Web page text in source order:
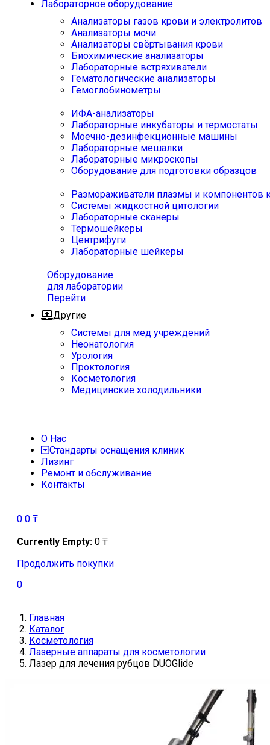
Лабораторное оборудование
Анализаторы газов крови и электролитов
Анализаторы мочи
Анализаторы свёртывания крови
Биохимические анализаторы
Лабораторные встряхиватели
Гематологические анализаторы
Гемоглобинометры
ИФА-анализаторы
Лабораторные инкубаторы и термостаты
Моечно-дезинфекционные машины
Лабораторные мешалки
Лабораторные микроскопы
Оборудование для подготовки образцов
Размораживатели плазмы и компонентов
Системы жидкостной цитологии
Лабораторные сканеры
Термошейкеры
Центрифуги
Лабораторные шейкеры
Оборудование
для лаборатории
Перейти
Другие
Системы для мед учреждений
Неонатология
Урология
Проктология
Косметология
Медицинские холодильники
О Нас
Стандарты оснащения клиник
Лизинг
Ремонт и обслуживание
Контакты
0 0 ₸
Currently Empty: 0 ₸
Продолжить покупки
0
Главная
Каталог
Косметология
Лазерные аппараты для косметологии
Лазер для лечения рубцов DUOGlide